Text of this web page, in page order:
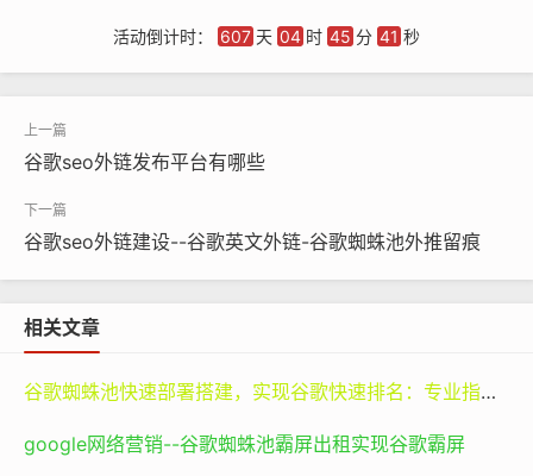
谷歌蜘蛛池seo优化排名
从技术角度看，这类平台并非简单的“链接买卖市场”，而
是融合了内容创作、资源管理、数据分析和自动化工具的
权威度）高达70以上的英文博客发布服务，还配备关键词
助手，帮助用户生成符合E-E-A-T（经验、专业性、权威
性、可信度）标准的原创内容，进一步提升外链的转化价
值。
值得注意的是，谷歌对外链的态度始终强调“自然性”与“相
活动倒计时： 607 天 04 时 45 分 41 秒
谷歌seo外链发布平台有哪些
谷歌seo外链建设--谷歌英文外链-谷歌蜘蛛池外推留痕
相关文章
谷歌蜘蛛池快速部署搭建，实现谷歌快速排名：专业指南与谷神SEO的价值
google网络营销--谷歌蜘蛛池霸屏出租实现谷歌霸屏